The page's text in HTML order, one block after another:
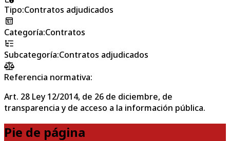
Tipo:Contratos adjudicados
Categoría:Contratos
Subcategoría:Contratos adjudicados
Referencia normativa:
Art. 28 Ley 12/2014, de 26 de diciembre, de
transparencia y de acceso a la información pública.
Pie de página